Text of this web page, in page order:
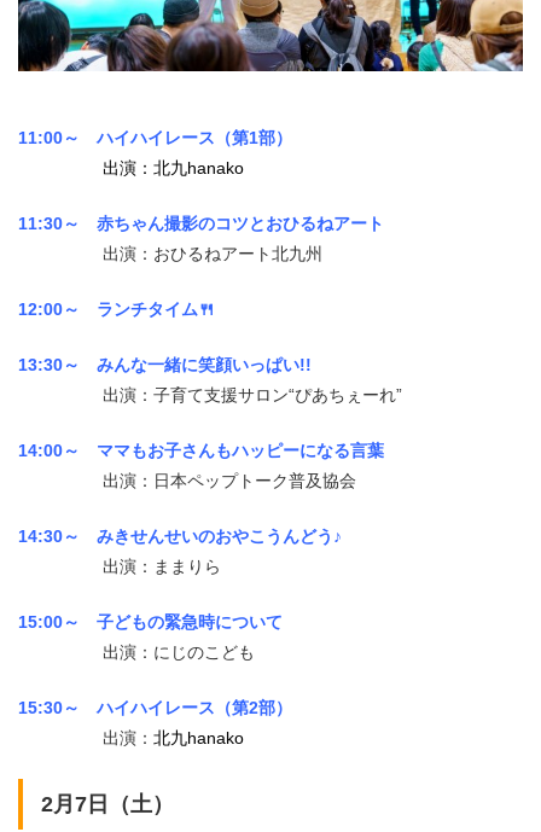
11:00～ハイハイレース（第1部）
出演：北九hanako
11:30～ 赤ちゃん撮影のコツとおひるねアート
出演：おひるねアート北九州
12:00～ ランチタイム🍴
13:30～ みんな一緒に笑顔いっぱい!!
出演：子育て支援サロン“ぴあちぇーれ”
14:00～ ママもお子さんもハッピーになる言葉
出演：日本ペップトーク普及協会
14:30～ みきせんせいのおやこうんどう♪
出演：ままりら
15:00～ 子どもの緊急時について
出演：にじのこども
15:30～ハイハイレース（第2部）
出演： 北九hanako
2月7日（土）